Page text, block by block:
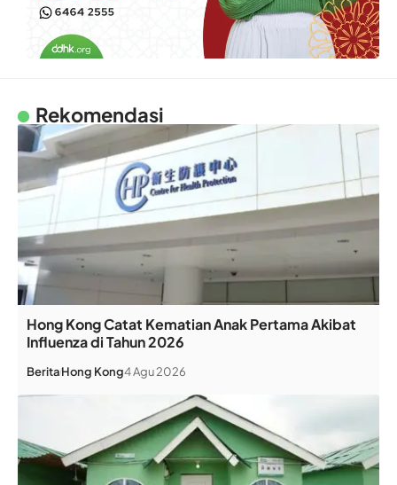
Rekomendasi
Hong Kong Catat Kematian Anak Pertama Akibat
Influenza di Tahun 2026
BeritaHong Kong4 Agu 2026